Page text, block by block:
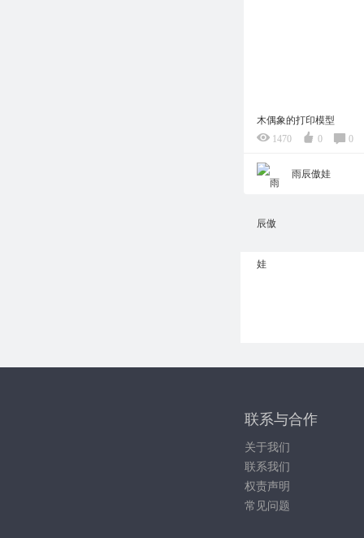
木偶象的打印模型
1470
0 0
雨辰傲娃
联系与合作
关于我们
联系我们
权责声明
常见问题